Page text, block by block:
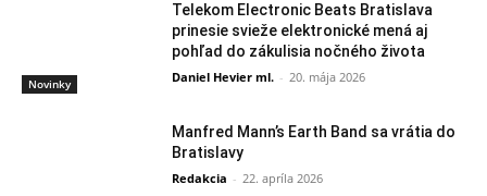
Novinky
Telekom Electronic Beats Bratislava
prinesie svieže elektronické mená aj
pohľad do zákulisia nočného života
Daniel Hevier ml. - 20. mája 2026
Manfred Mann’s Earth Band sa vrátia do
Bratislavy
Redakcia - 22. apríla 2026